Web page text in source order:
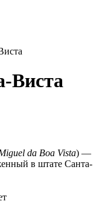
Виста
da Boa Vista) —
в штате Санта-